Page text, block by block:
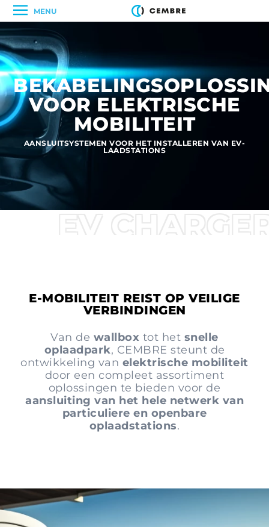
MENU
VOOR ELEKTRISCHE
MOBILITEIT
AANSLUITSYSTEMEN VOOR HET INSTALLEREN VAN EV-
LAADSTATIONS
E-MOBILITEIT REIST OP VEILIGE
VERBINDINGEN
Van de wallbox tot het snelle
oplaadpark, CEMBRE steunt de
ontwikkeling van elektrische mobiliteit
door een compleet assortiment
oplossingen te bieden voor de
aansluiting van het hele netwerk van
particuliere en openbare
oplaadstations.